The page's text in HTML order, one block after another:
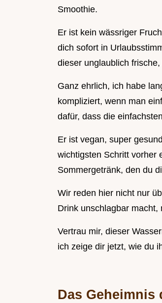
Smoothie.
Er ist kein wässriger
dich sofort in
dieser unglaublich
Ganz ehrlich, ich habe
kompliziert, wenn man
dafür, dass die
Er ist vegan, super
wichtigsten Schritt vorher
Sommergetränk, den du
Wir reden hier nicht nur
Drink unschlagbar
Vertrau mir, dieser
ich zeige dir jetzt, wie du
Das